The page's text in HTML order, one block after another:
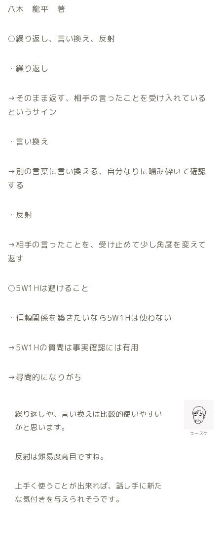
八木 龍平 著
○繰り返し、言い換え、反射
・繰り返し
→そのまま返す、相手の言ったことを受け入れている
というサイン
・言い換え
→別の言葉に言い換える、自分なりに噛み砕いて確認
する
・反射
→相手の言ったことを、受け止めて少し角度を変えて
返す
○5W1Hは避けること
・信頼関係を築きたいなら5W1Hは使わない
→5W1Hの質問は事実確認には有用
→尋問的になりがち
エースケ
繰り返しや、言い換えは比較的使いやすい
かと思います。
反射は難易度高目ですね。
上手く使うことが出来れば、話し手に新た
な気付きを与えられそうです。